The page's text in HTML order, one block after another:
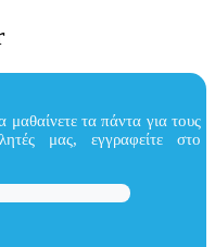
τα πάντα για τους
μας, εγγραφείτε στο